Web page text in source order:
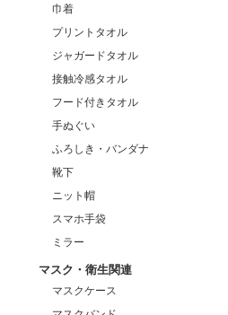
巾着
プリントタオル
ジャガードタオル
接触冷感タオル
フード付きタオル
手ぬぐい
ふろしき・バンダナ
靴下
ニット帽
スマホ手袋
ミラー
マスク・衛生関連
マスクケース